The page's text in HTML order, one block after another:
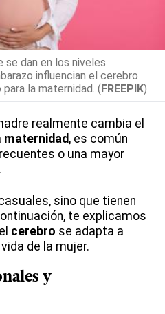
se dan en los niveles
influencian el cerebro
para la maternidad. (FREEPIK)
realmente cambia el
maternidad, es común
o una mayor
sino que tienen
te explicamos
cerebro se adapta a
de la mujer.
y